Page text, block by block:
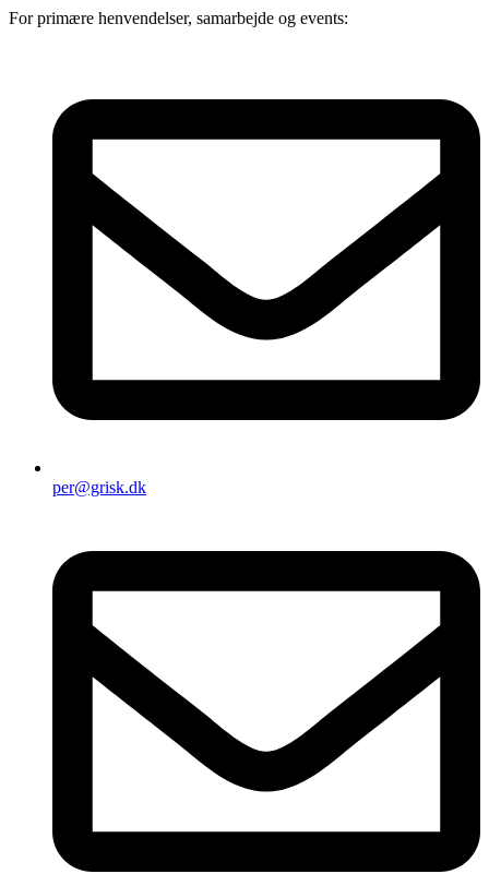
For primære henvendelser, samarbejde og events:
per@grisk.dk